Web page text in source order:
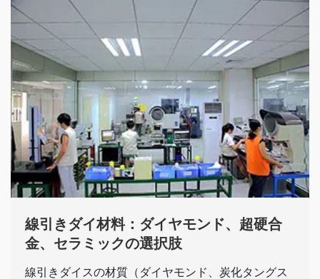
線引きダイ材料：ダイヤモンド、超硬合
金、セラミックの選択肢
線引きダイスの材質（ダイヤモンド、炭化タングス